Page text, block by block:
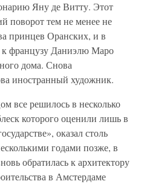
Яну де Витту. Этот
поворот тем не менее не
принцев Оранских, и в
французу Даниэлю Маро
дома. Снова
иностранный художник.
все решилось в несколько
которого оценили лишь в
оказал столь
годами позже, в
обратилась к архитектору
в Амстердаме